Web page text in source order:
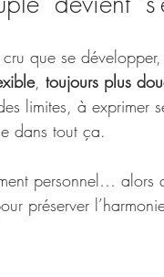
que se développer,
, toujours plus
limites, à exprimer
dans tout ça.
personnel… alors
préserver